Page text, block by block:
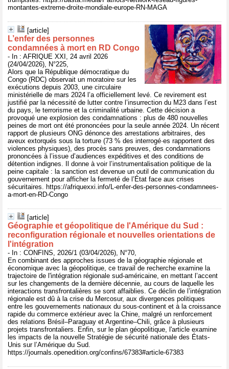
montantes-extreme-droite-mondiale-europe-RN-MAGA
[article]
L’enfer des personnes
condamnées à mort en RD Congo
- In : AFRIQUE XXI, 24 avril 2026
(24/04/2026), N°225,
Alors que la République démocratique du
Congo (RDC) observait un moratoire sur les
exécutions depuis 2003, une circulaire
ministérielle de mars 2024 l’a officiellement levé. Ce revirement est
justifié par la nécessité de lutter contre l’insurrection du M23 dans l’est
du pays, le terrorisme et la criminalité urbaine. Cette décision a
provoqué une explosion des condamnations : plus de 480 nouvelles
peines de mort ont été prononcées pour la seule année 2024. Un récent
rapport de plusieurs ONG dénonce des arrestations arbitraires, des
aveux extorqués sous la torture (73 % des interrogé·es rapportent des
violences physiques), des procès sans preuves, des condamnations
prononcées à l’issue d’audiences expéditives et des conditions de
détention indignes. Il donne à voir l’instrumentalisation politique de la
peine capitale : la sanction est devenue un outil de communication du
gouvernement pour afficher la fermeté de l’État face aux crises
sécuritaires. https://afriquexxi.info/L-enfer-des-personnes-condamnees-
a-mort-en-RD-Congo
[article]
Géographie et géopolitique de l'Amérique du Sud :
reconfiguration régionale et nouvelles orientations de
l'intégration
- In : CONFINS, 2026/1 (03/04/2026), N°70,
En combinant des approches issues de la géographie régionale et
économique avec la géopolitique, ce travail de recherche examine la
trajectoire de l'intégration régionale sud-américaine, en mettant l’accent
sur les changements de la dernière décennie, au cours de laquelle les
interactions transfrontalières se sont affaiblies. Ce déclin de l’intégration
régionale est dû à la crise du Mercosur, aux divergences politiques
entre les gouvernements nationaux du sous-continent et à la croissance
rapide du commerce extérieur avec la Chine, malgré un renforcement
des relations Brésil–Paraguay et Argentine–Chili, grâce à plusieurs
projets transfrontaliers. Enfin, sur le plan géopolitique, l'article examine
les impacts de la nouvelle Stratégie de sécurité nationale des États-
Unis sur l’Amérique du Sud.
https://journals.openedition.org/confins/67383#article-67383